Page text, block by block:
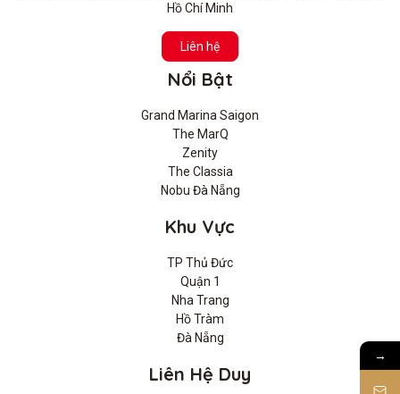
Hồ Chí Minh
Liên hệ
Nổi Bật
Grand Marina Saigon
The MarQ
Zenity
The Classia
Nobu Đà Nẵng
Khu Vực
TP Thủ Đức
Quận 1
Nha Trang
Hồ Tràm
Đà Nẵng
Liên Hệ Duy
→